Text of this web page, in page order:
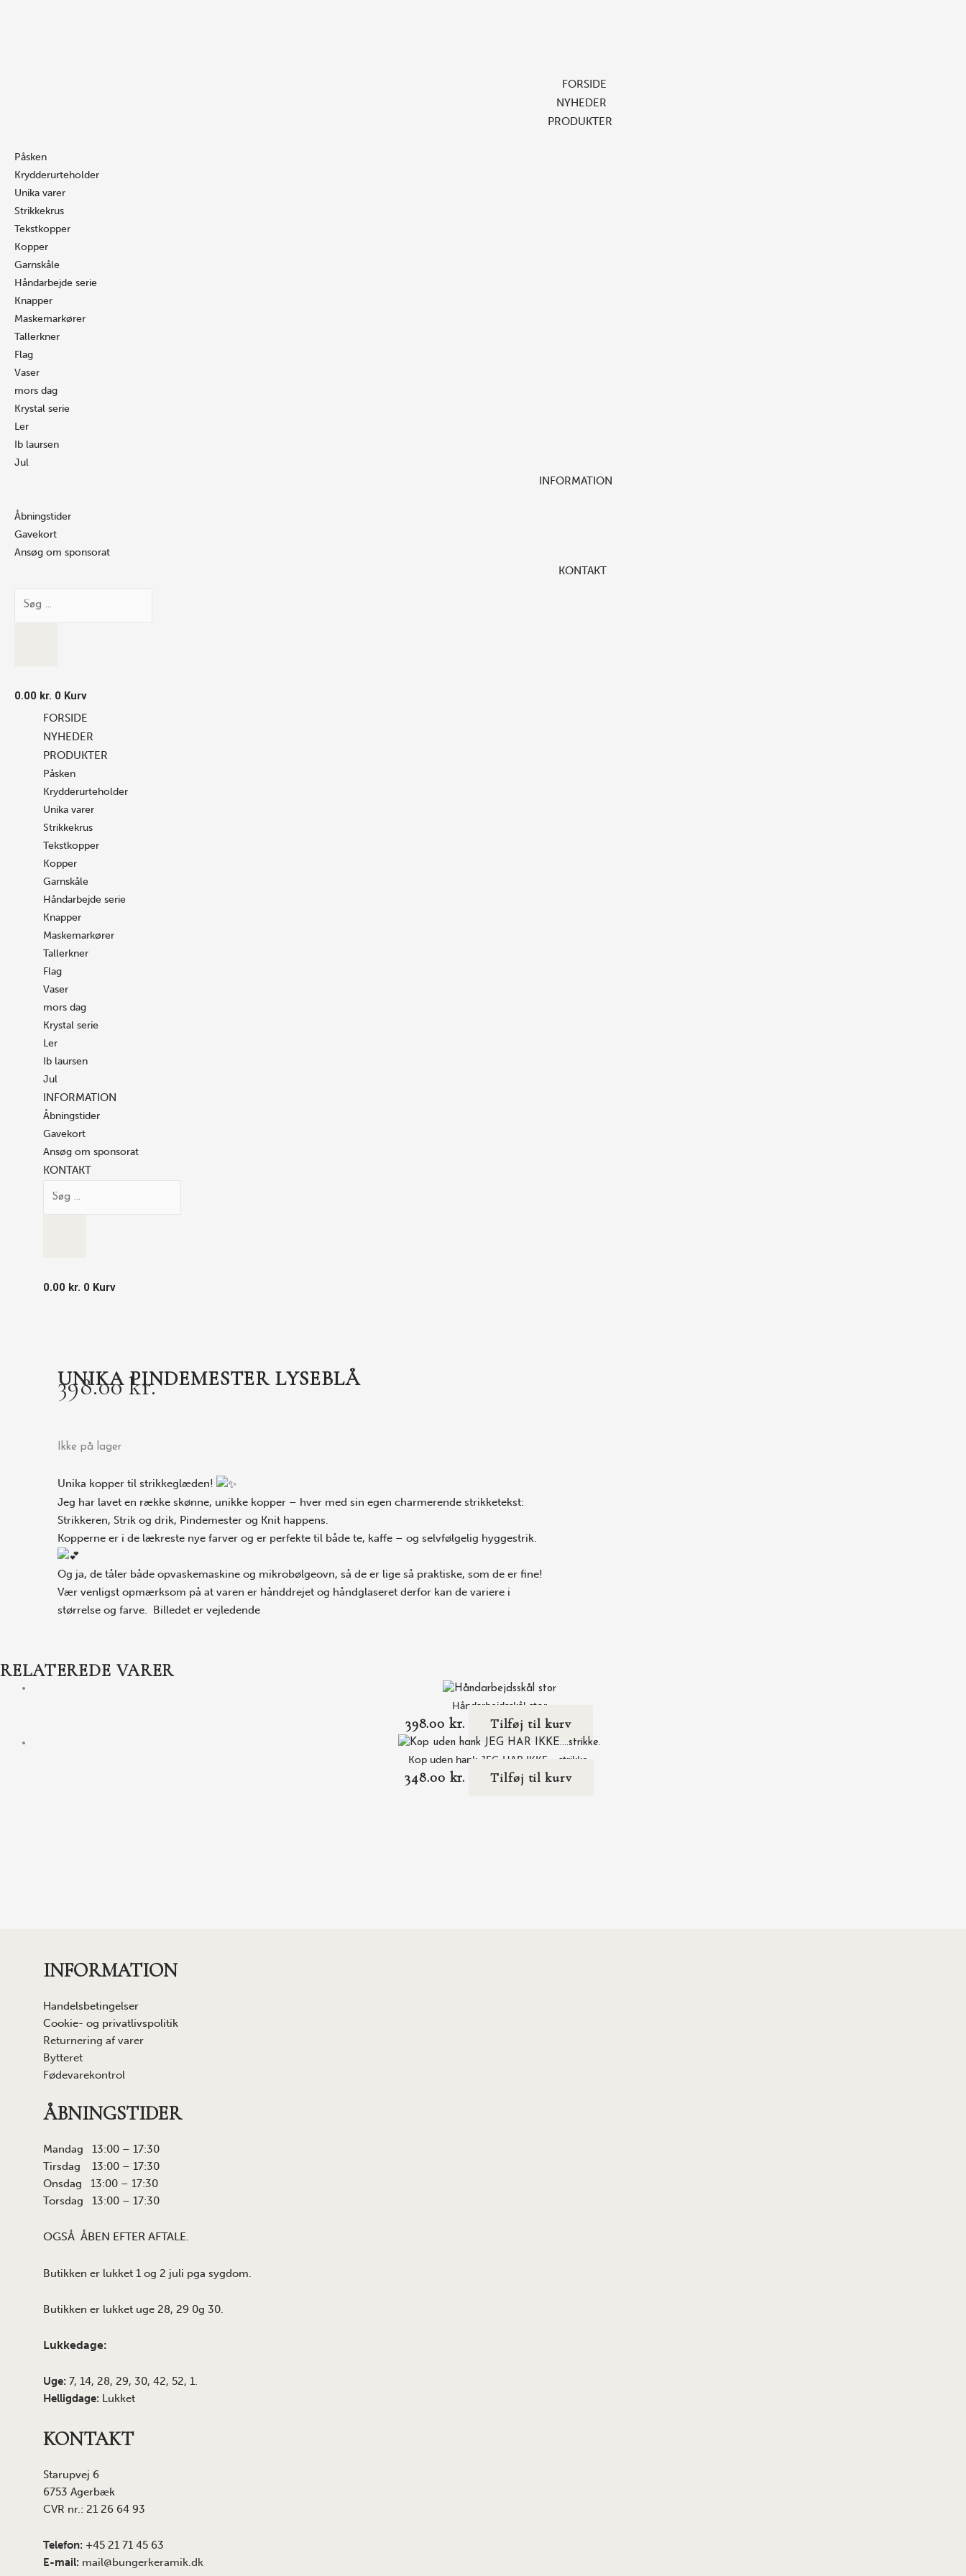
FORSIDE
NYHEDER
PRODUKTER
Påsken
Krydderurteholder
Unika varer
Strikkekrus
Tekstkopper
Kopper
Garnskåle
Håndarbejde serie
Knapper
Maskemarkører
Tallerkner
Flag
Vaser
mors dag
Krystal serie
Ler
Ib laursen
Jul
INFORMATION
Åbningstider
Gavekort
Ansøg om sponsorat
KONTAKT
0.00 kr. 0 Kurv
FORSIDE
NYHEDER
PRODUKTER
Påsken
Krydderurteholder
Unika varer
Strikkekrus
Tekstkopper
Kopper
Garnskåle
Håndarbejde serie
Knapper
Maskemarkører
Tallerkner
Flag
Vaser
mors dag
Krystal serie
Ler
Ib laursen
Jul
INFORMATION
Åbningstider
Gavekort
Ansøg om sponsorat
KONTAKT
0.00 kr. 0 Kurv
UNIKA PINDEMESTER LYSEBLÅ
398.00kr.
Ikke på lager
Unika kopper til strikkeglæden!
Jeg har lavet en række skønne, unikke kopper – hver med sin egen charmerende strikketekst:
Strikkeren, Strik og drik, Pindemester og Knit happens.
Kopperne er i de lækreste nye farver og er perfekte til både te, kaffe – og selvfølgelig hyggestrik.
Og ja, de tåler både opvaskemaskine og mikrobølgeovn, så de er lige så praktiske, som de er fine!
Vær venligst opmærksom på at varen er hånddrejet og håndglaseret derfor kan de variere i
størrelse og farve. Billedet er vejledende
RELATEREDE VARER
Håndarbejdsskål stor
398.00kr. Tilføj til kurv
Kop uden hank JEG HAR IKKE….strikke.
348.00 kr. Tilføj til kurv
INFORMATION
Handelsbetingelser
Cookie- og privatlivspolitik
Returnering af varer
Bytteret
Fødevarekontrol
ÅBNINGSTIDER
Mandag 13:00 – 17:30
Tirsdag 13:00 – 17:30
Onsdag 13:00 – 17:30
Torsdag 13:00 – 17:30
OGSÅ ÅBEN EFTER AFTALE.
Butikken er lukket 1 og 2 juli pga sygdom.
Butikken er lukket uge 28, 29 0g 30.
Lukkedage:
Uge: 7, 14, 28, 29, 30, 42, 52, 1.
Helligdage: Lukket
KONTAKT
Starupvej 6
6753 Agerbæk
CVR nr.: 21 26 64 93
Telefon: +45 21 71 45 63
E-mail: mail@bungerkeramik.dk